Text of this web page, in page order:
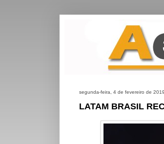
segunda-feira, 4 de fevereiro de 2019
LATAM BRASIL